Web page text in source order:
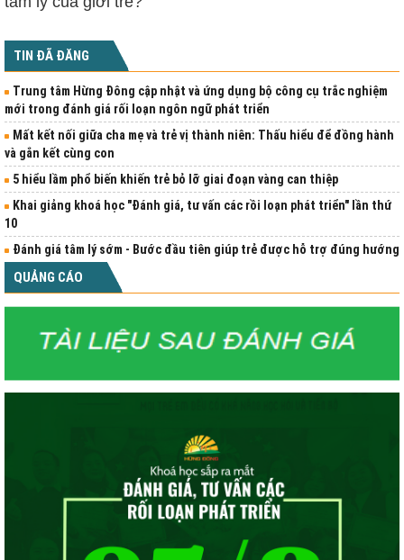
TIN ĐÃ ĐĂNG
Trung tâm Hừng Đông cập nhật và ứng dụng bộ công cụ trắc nghiệm
mới trong đánh giá rối loạn ngôn ngữ phát triển
Mất kết nối giữa cha mẹ và trẻ vị thành niên: Thấu hiểu để đồng hành
và gắn kết cùng con
5 hiểu lầm phổ biến khiến trẻ bỏ lỡ giai đoạn vàng can thiệp
Khai giảng khoá học "Đánh giá, tư vấn các rồi loạn phát triển" lần thứ
10
Đánh giá tâm lý sớm - Bước đầu tiên giúp trẻ được hỗ trợ đúng hướng
QUẢNG CÁO